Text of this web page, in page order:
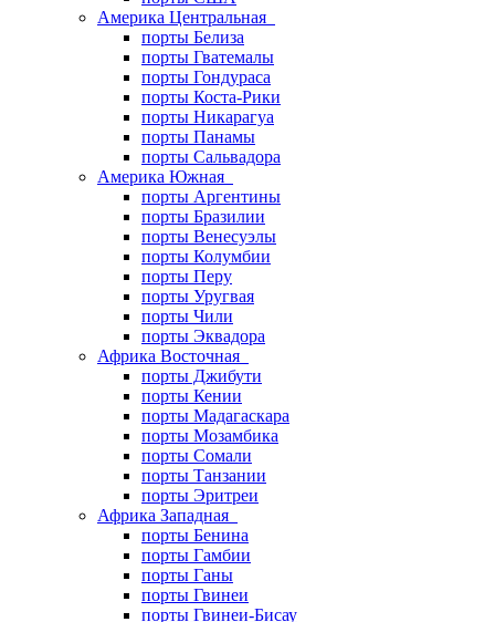
Америка Центральная
порты Белиза
порты Гватемалы
порты Гондураса
порты Коста-Рики
порты Никарагуа
порты Панамы
порты Сальвадора
Америка Южная
порты Аргентины
порты Бразилии
порты Венесуэлы
порты Колумбии
порты Перу
порты Уругвая
порты Чили
порты Эквадора
Африка Восточная
порты Джибути
порты Кении
порты Мадагаскара
порты Мозамбика
порты Сомали
порты Танзании
порты Эритреи
Африка Западная
порты Бенина
порты Гамбии
порты Ганы
порты Гвинеи
порты Гвинеи-Бисау